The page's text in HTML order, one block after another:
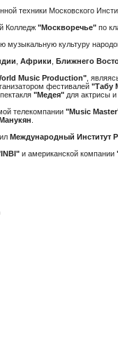
техники Московского
Колледж "Москворечье"по
музыкальную культуру
Африки Ближнего
Music Production",
фестивалей "Табу
"Медея"для актрисы и
телекомпании "Music
Международный Институт
и американской компании